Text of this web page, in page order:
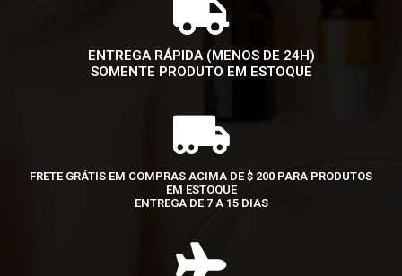
ENTREGA RÁPIDA (MENOS DE 24H)
SOMENTE PRODUTO EM ESTOQUE
FRETE GRÁTIS EM COMPRAS ACIMA DE $ 200 PARA PRODUTOS
EM ESTOQUE
ENTREGA DE 7 A 15 DIAS